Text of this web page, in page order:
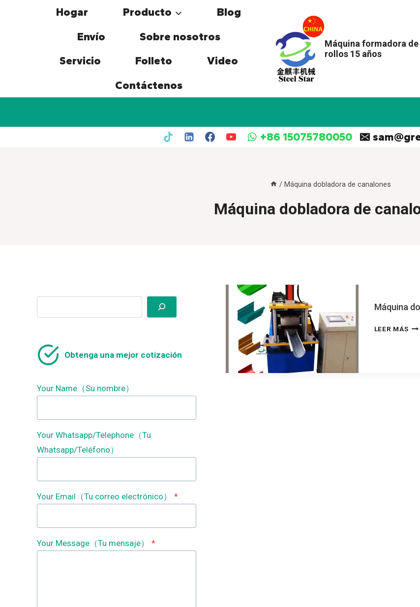
Hogar Producto
Blog
Envío
Sobre nosotros
Servicio
Folleto
Video
Contáctenos
Máquina formadora de
rollos 15 años
+86 15075780050
/ Máquina dobladora de canalones
Máquina dobladora de
Máquina
LEER MÁS
Obtenga una mejor cotización
Your Name（Su nombre）
Your Whatsapp/Telephone（Tu
Whatsapp/Teléfono）
Your Email（Tu correo electrónico） *
Your Message（Tu mensaje） *